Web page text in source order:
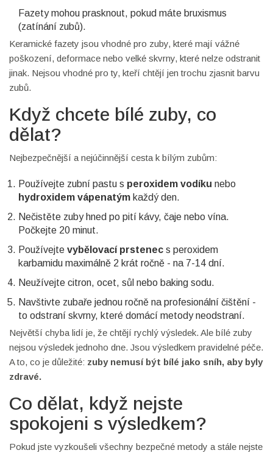
Fazety mohou prasknout, pokud máte bruxismus
(zatínání zubů).
Keramické fazety jsou vhodné pro zuby, které mají vážné
poškození, deformace nebo velké skvrny, které nelze odstranit
jinak. Nejsou vhodné pro ty, kteří chtějí jen trochu zjasnit barvu
zubů.
Když chcete bílé zuby, co
dělat?
Nejbezpečnější a nejúčinnější cesta k bílým zubům:
Používejte zubní pastu s peroxidem vodíku nebo
hydroxidem vápenatým každý den.
Nečistěte zuby hned po pití kávy, čaje nebo vína.
Počkejte 20 minut.
Používejte vybělovací prstenec s peroxidem
karbamidu maximálně 2 krát ročně - na 7-14 dní.
Neužívejte citron, ocet, sůl nebo baking sodu.
Navštivte zubaře jednou ročně na profesionální čištění -
to odstraní skvrny, které domácí metody neodstraní.
Největší chyba lidí je, že chtějí rychlý výsledek. Ale bílé zuby
nejsou výsledek jednoho dne. Jsou výsledkem pravidelné péče.
A to, co je důležité: zuby nemusí být bílé jako sníh, aby byly
zdravé.
Co dělat, když nejste
spokojeni s výsledkem?
Pokud jste vyzkoušeli všechny bezpečné metody a stále nejste